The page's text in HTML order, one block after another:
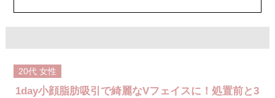
20代 女性
1day小顔脂肪吸引で綺麗なVフェイスに！処置前と3